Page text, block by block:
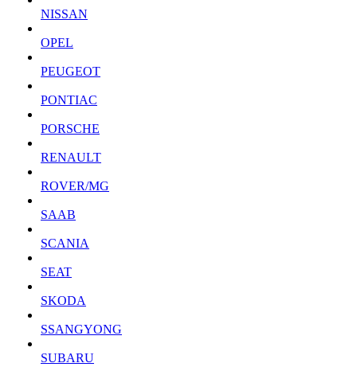
NISSAN
OPEL
PEUGEOT
PONTIAC
PORSCHE
RENAULT
ROVER/MG
SAAB
SCANIA
SEAT
SKODA
SSANGYONG
SUBARU